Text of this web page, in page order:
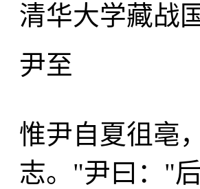
清华大学藏战
尹至
惟尹自夏徂亳
志。"尹曰："